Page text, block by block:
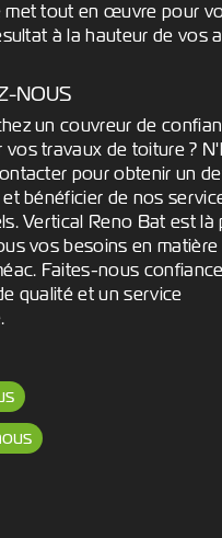
met tout en œuvre pour
à la hauteur de vos
NOUS
un couvreur de
vos travaux de toiture ?
pour obtenir un
bénéficier de nos
Vertical Reno Bat est là
vos besoins en matière
Faites-nous
qualité et un service